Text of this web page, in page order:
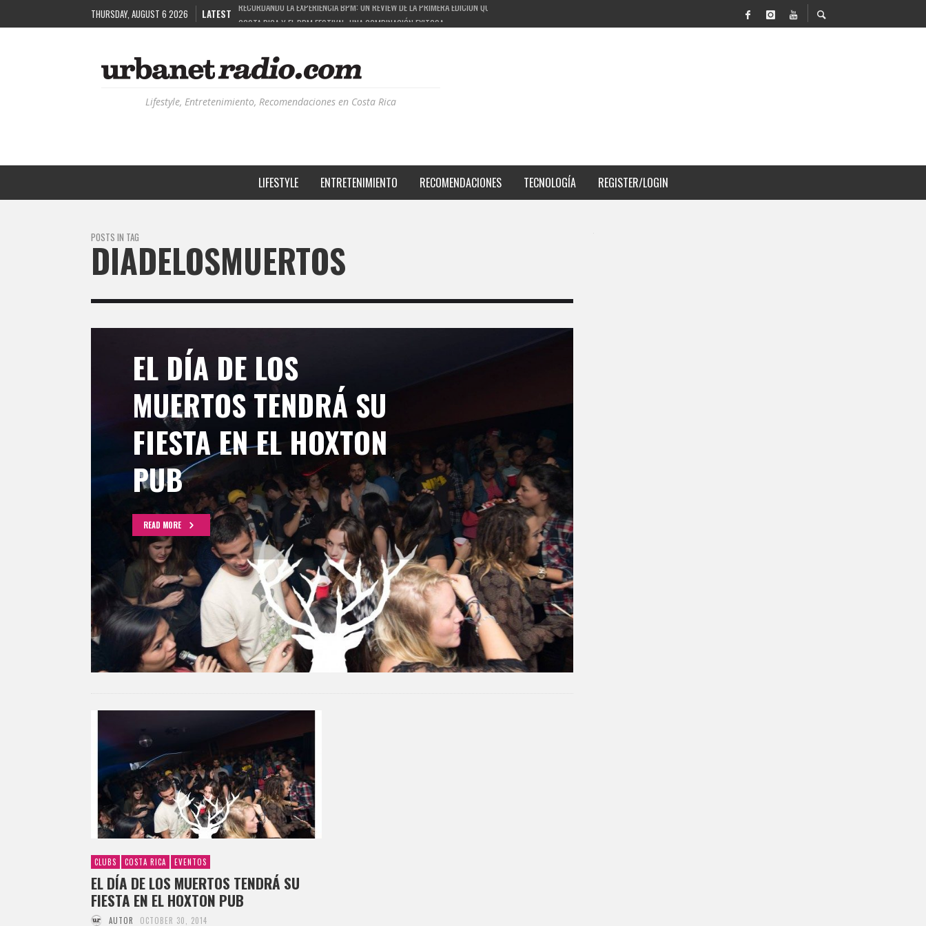
THURSDAY, AUGUST 6 2026 LATEST COSTA RICA Y EL BPM FESTIVAL: UNA COMBINACIÓN EXITOSA
RUTAS NATURBANAS: EL PROYECTO QUE ESTÁ TRANSFORMANDO LA CALIDAD DE VIDA DEL TRANSEÚNTE TICO CON MOVILIDAD Y PAISAJISMO
RECORDANDO LA EXPERIENCIA BPM: UN REVIEW DE LA PRIMERA EDICIÓN QUE TRAJO EL TALENTO DE MÁS DE 100 DJS A COSTA RICA
Lifestyle, Entretenimiento, Recomendaciones en Costa Rica
LIFESTYLE ENTRETENIMIENTO RECOMENDACIONES TECNOLOGÍA REGISTER/LOGIN
POSTS IN TAG
DIADELOSMUERTOS
EL DÍA DE LOS
MUERTOS TENDRÁ SU
FIESTA EN EL HOXTON
PUB
READ MORE
CLUBS COSTA RICA EVENTOS
EL DÍA DE LOS MUERTOS TENDRÁ SU
FIESTA EN EL HOXTON PUB
AUTOR OCTOBER 30, 2014